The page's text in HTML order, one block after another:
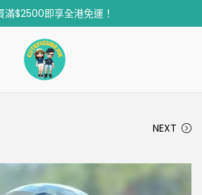
滿$2500即享全港免運！
NEXT